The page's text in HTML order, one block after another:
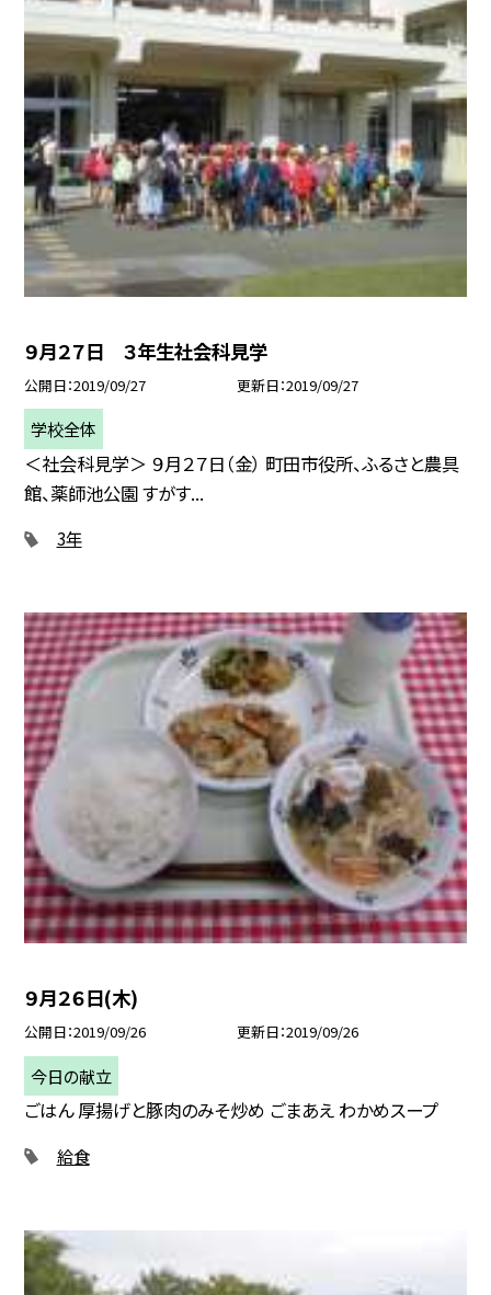
９月２７日 ３年生社会科見学
公開日 2019/09/27 更新日 2019/09/27
学校全体
＜社会科見学＞ ９月２７日（金） 町田市役所、ふるさと農具
館、薬師池公園 すがす...
3年
９月２６日(木)
公開日 2019/09/26 更新日 2019/09/26
今日の献立
ごはん 厚揚げと豚肉のみそ炒め ごまあえ わかめスープ
給食